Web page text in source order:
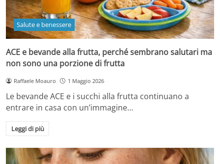
Salute e benessere
ACE e bevande alla frutta, perché sembrano salutari ma
non sono una porzione di frutta
Raffaele Moauro 1 Maggio 2026
Le bevande ACE e i succhi alla frutta continuano a
entrare in casa con un’immagine…
Leggi di più